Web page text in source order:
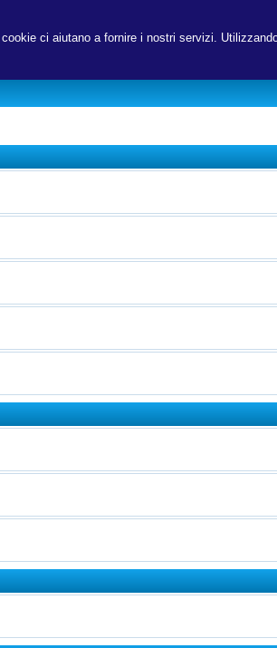
I cookie ci aiutano a fornire i nostri servizi.